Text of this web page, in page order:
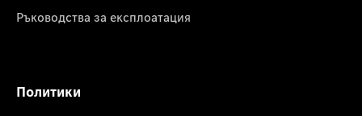
Ръководства за експлоатация
Политики